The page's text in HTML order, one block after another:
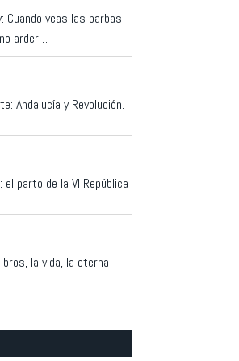
Cuando veas las barbas
arder…
Andalucía y Revolución.
el parto de la VI República
la vida, la eterna